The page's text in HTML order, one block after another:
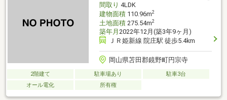
間取り 4LDK
建物面積110.96m2
土地面積275.54m2
築年月 2022年12月(築3年9ヶ月)
ＪＲ姫新線 院庄駅 徒歩5.4km
岡山県苫田郡鏡野町円宗寺
2階建て 駐車場あり
駐車3台
オール電化
所有権